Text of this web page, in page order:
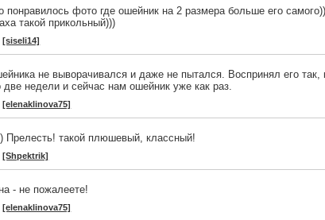
понравилось фото где ошейник на 2 размера больше его
такой прикольный)))
[siseli14]
не выворачивался и даже не пытался. Воспринял его так,
недели и сейчас нам ошейник уже как раз.
[elenaklinova75]
Прелесть! такой плюшевый, классный!
[Shpektrik]
- не пожалеете!
[elenaklinova75]